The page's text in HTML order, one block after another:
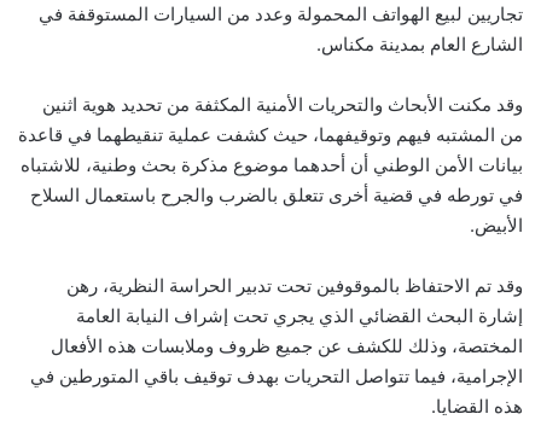
تجاريين لبيع الهواتف المحمولة وعدد من السيارات المستوقفة في
الشارع العام بمدينة مكناس.
وقد مكنت الأبحاث والتحريات الأمنية المكثفة من تحديد هوية اثنين
من المشتبه فيهم وتوقيفهما، حيث كشفت عملية تنقيطهما في قاعدة
بيانات الأمن الوطني أن أحدهما موضوع مذكرة بحث وطنية، للاشتباه
في تورطه في قضية أخرى تتعلق بالضرب والجرح باستعمال السلاح
الأبيض.
وقد تم الاحتفاظ بالموقوفين تحت تدبير الحراسة النظرية، رهن
إشارة البحث القضائي الذي يجري تحت إشراف النيابة العامة
المختصة، وذلك للكشف عن جميع ظروف وملابسات هذه الأفعال
الإجرامية، فيما تتواصل التحريات بهدف توقيف باقي المتورطين في
هذه القضايا.